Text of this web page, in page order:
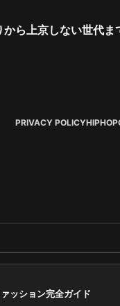
ら上京しない世代ま
PRIVACY POLICY
ッション完全ガイド